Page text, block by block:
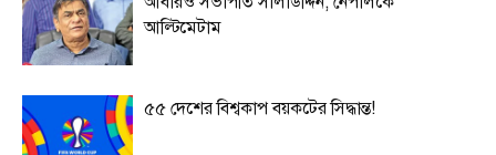
আল্টিমেটাম
৫৫ দেশের বিশ্বকাপ বয়কটের সিদ্ধান্ত!